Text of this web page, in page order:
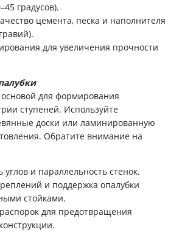
градусов).
цемента, песка и наполнителя
для увеличения прочности
для формирования
ступеней. Используйте
доски или ламинированную
Обратите внимание на
углов и параллельность стенок.
и поддержка опалубки
стойками.
для предотвращения